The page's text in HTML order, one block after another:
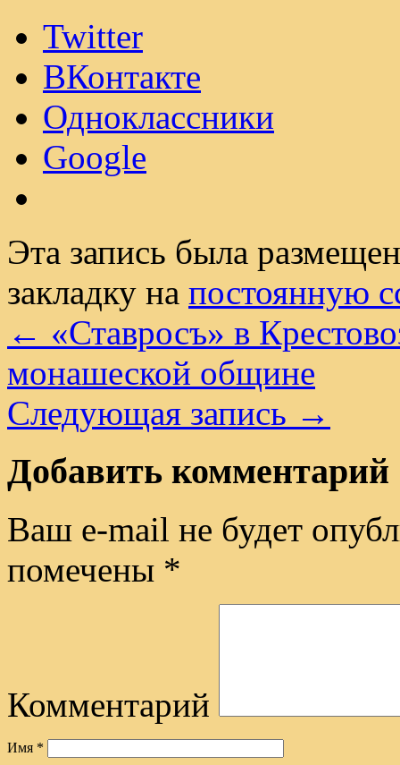
Twitter
ВКонтакте
Одноклассники
Google
Эта запись была
закладку на постоянную
← «Ставросъ» в
монашеской общине
Следующая запись →
Добавить комментарий
Ваш e-mail не будет
помечены *
Комментарий
Имя *